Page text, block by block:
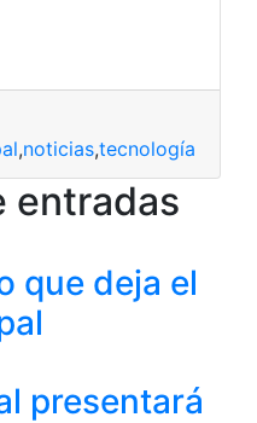
,noticias,tecnología
entradas
que deja el
presentará